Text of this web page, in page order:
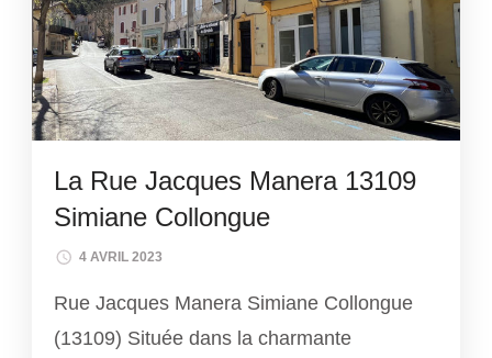
La Rue Jacques Manera 13109
Simiane Collongue
4 AVRIL 2023
Rue Jacques Manera Simiane Collongue
(13109) Située dans la charmante